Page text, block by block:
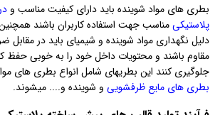
بطری های مواد شوینده باید دارای کیفیت مناسب و
پلاستیکیمناسب جهت استفاده کاربران باشند
دلیل نگهداری مواد شوینده و شیمیای باید در مقابل
مقاوم باشند و محتویات داخل خود را به خوبی حفظ
جلوگیری کنند این بطریهای شامل انواع بطری های
بطری های مایع ظرفشویی و شوینده و.... میشوند.